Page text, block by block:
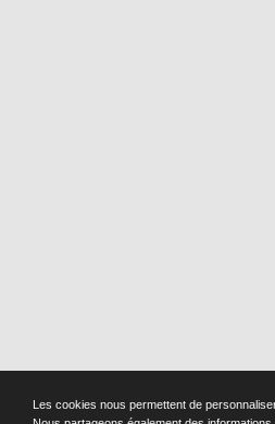
Les cookies nous permettent de